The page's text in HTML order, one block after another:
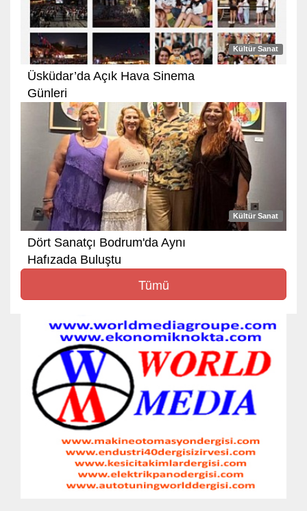
Kültür Sanat
Üsküdar’da Açık Hava Sinema
Günleri
Kültür Sanat
Dört Sanatçı Bodrum'da Aynı
Hafızada Buluştu
Tümü